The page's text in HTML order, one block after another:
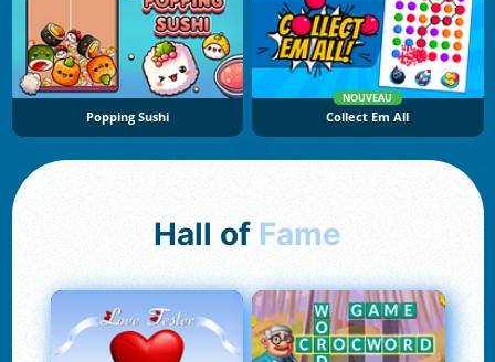
Popping Sushi
NOUVEAU
Collect Em All
Hall of Fame